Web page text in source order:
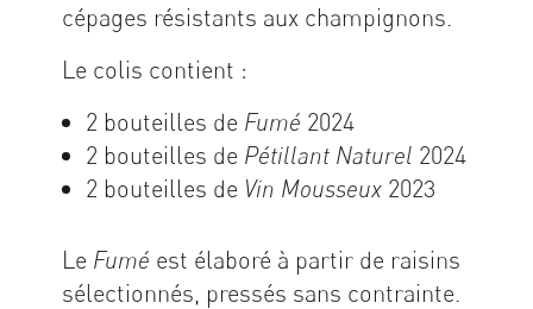
cépages résistants aux champignons.
Le colis contient :
2 bouteilles de Fumé 2024
2 bouteilles de Pétillant Naturel 2024
2 bouteilles de Vin Mousseux 2023
Le Fumé est élaboré à partir de raisins
sélectionnés, pressés sans contrainte.